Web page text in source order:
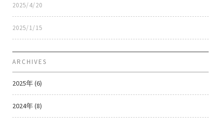
2025/4/20
2025/1/15
ARCHIVES
2025年 (6)
2024年 (8)